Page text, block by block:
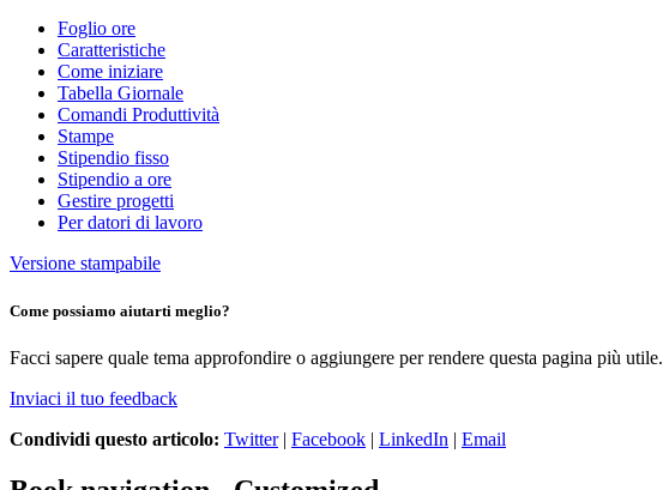
Foglio ore
Caratteristiche
Come iniziare
Tabella Giornale
Comandi Produttività
Stampe
Stipendio fisso
Stipendio a ore
Gestire progetti
Per datori di lavoro
Versione stampabile
Come possiamo aiutarti meglio?
Facci sapere quale tema approfondire o aggiungere per rendere questa pagina più utile.
Inviaci il tuo feedback
Condividi questo articolo: Twitter| Facebook | LinkedIn | Email